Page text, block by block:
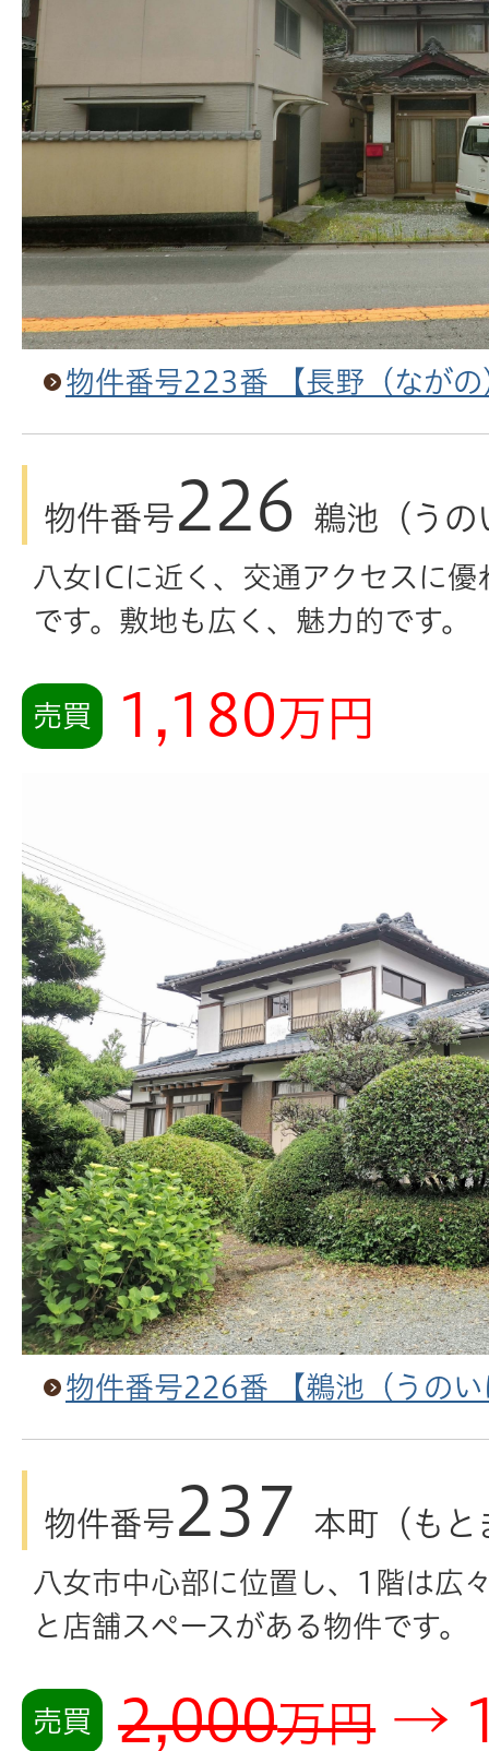
物件番号223番 【長野（なが
物件番号226 鵜池（うの
八女ICに近く、交通アクセスに
です。敷地も広く、魅力的です。
売買 1,180万円
物件番号226番 【鵜池（うの
物件番号237 本町（もと
八女市中心部に位置し、1階は広
と店舗スペースがある物件です。
売買 2,000万円→